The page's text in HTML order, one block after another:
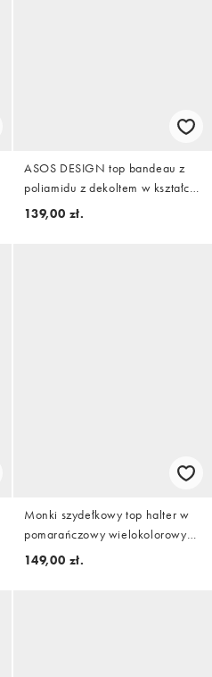
ASOS DESIGN top bandeau z
poliamidu z dekoltem w kształcie
litery U w brązie
139,00 zł.
Monki szydełkowy top halter w
pomarańczowy wielokolorowy
pasek
149,00 zł.